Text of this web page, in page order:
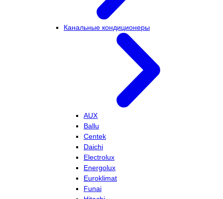
Канальные кондиционеры
AUX
Ballu
Centek
Daichi
Electrolux
Energolux
Euroklimat
Funai